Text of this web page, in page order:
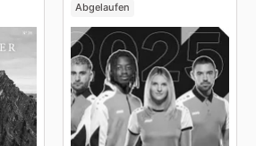
Abgelaufen